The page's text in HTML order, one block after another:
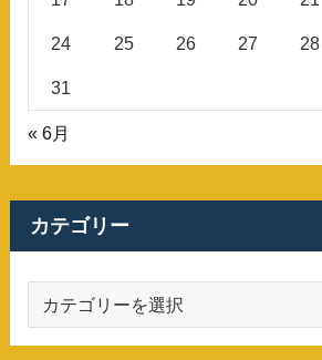
24 25 26 27 28
31
« 6月
カテゴリー
ゴ